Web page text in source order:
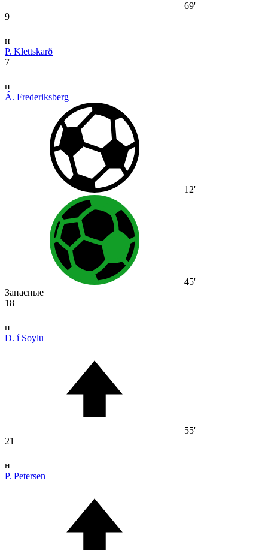
69'
9
н
P. Klettskarð
7
п
Á. Frederiksberg
12'
45'
Запасные
18
п
D. í Soylu
55'
21
н
P. Petersen